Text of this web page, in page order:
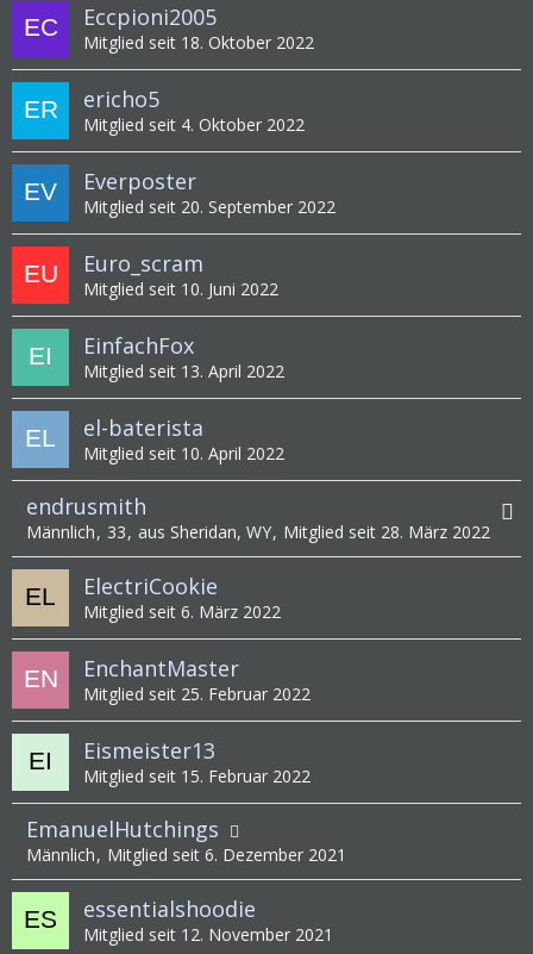
Eccpioni2005
Mitglied seit 18. Oktober 2022
ericho5
Mitglied seit 4. Oktober 2022
Everposter
Mitglied seit 20. September 2022
Euro_scram
Mitglied seit 10. Juni 2022
EinfachFox
Mitglied seit 13. April 2022
el-baterista
Mitglied seit 10. April 2022
endrusmith
Männlich 33 aus Sheridan, WY Mitglied seit 28. März 2022
ElectriCookie
Mitglied seit 6. März 2022
EnchantMaster
Mitglied seit 25. Februar 2022
Eismeister13
Mitglied seit 15. Februar 2022
EmanuelHutchings
Männlich Mitglied seit 6. Dezember 2021
essentialshoodie
Mitglied seit 12. November 2021